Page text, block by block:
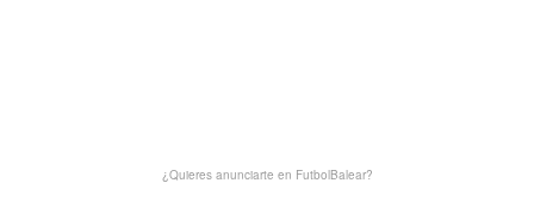
¿Quieres anunciarte en FutbolBalear?